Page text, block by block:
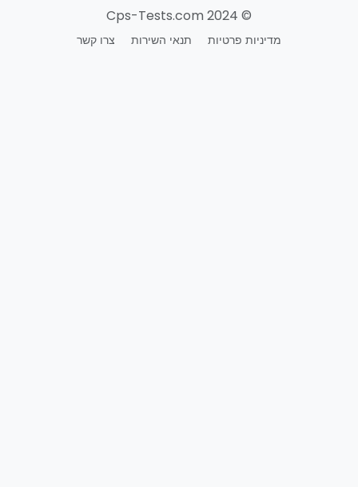
© 2024 Cps-Tests.com
מדיניות פרטיות תנאי השירות צרו קשר